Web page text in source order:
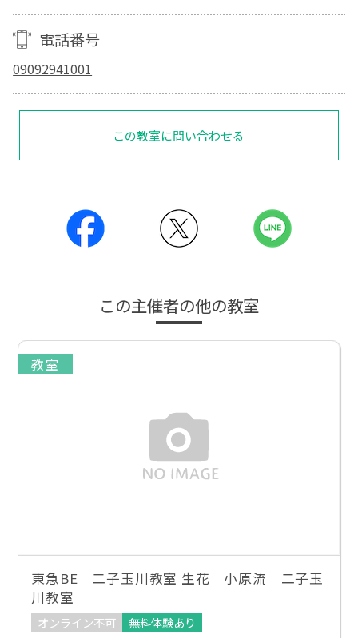
電話番号
09092941001
この教室に問い合わせる
この主催者の他の教室
教室
東急BE 二子玉川教室 生花 小原流 二子玉
川教室
オンライン不可
無料体験あり